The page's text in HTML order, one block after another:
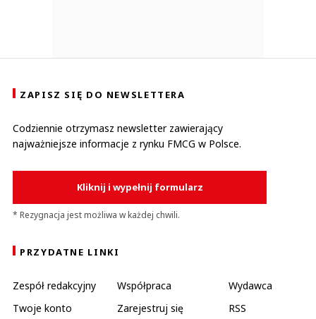
ZAPISZ SIĘ DO NEWSLETTERA
Codziennie otrzymasz newsletter zawierający
najważniejsze informacje z rynku FMCG w Polsce.
Kliknij i wypełnij formularz
* Rezygnacja jest możliwa w każdej chwili.
PRZYDATNE LINKI
Zespół redakcyjny Współpraca
Wydawca
Twoje konto
Zarejestruj się
RSS